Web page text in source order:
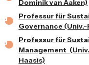
Dominik van Aaken)
Professur für
Governance
Professur für
Management
Haasis)